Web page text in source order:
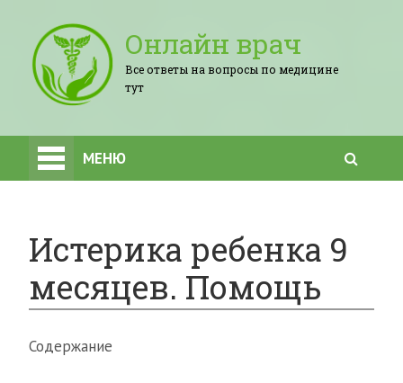
Онлайн врач
Все ответы на вопросы по медицине
тут
МЕНЮ
Истерика ребенка 9
месяцев. Помощь
Содержание